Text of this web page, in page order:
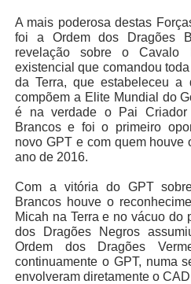
A mais poderosa destas
foi a Ordem dos Dragões
revelação sobre o Cavalo
existencial que comandou
da Terra, que estabeleceu a
compõem a Elite Mundial do
é na verdade o Pai Criador
Brancos e foi o primeiro
novo GPT e com quem houve
ano de 2016.
Com a vitória do GPT
Brancos houve o
Micah na Terra e no vácuo do
dos Dragões Negros
Ordem dos Dragões
continuamente o GPT, numa
envolveram diretamente o